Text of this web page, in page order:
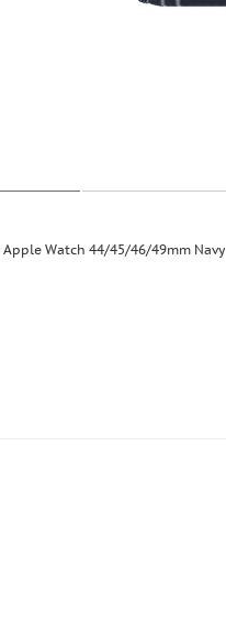
Watch 44/45/46/49mm Navy